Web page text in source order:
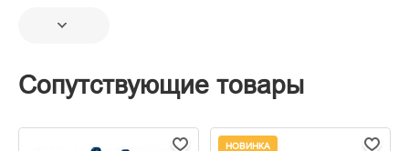
Сопутствующие товары
НОВИНКА